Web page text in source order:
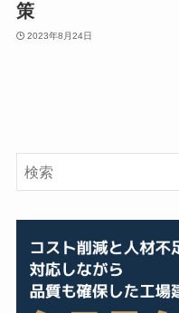
策
2023年8月24日